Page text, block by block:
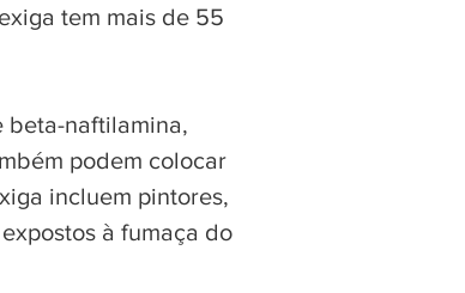
tem mais de 55
beta-naftilamina,
podem colocar
incluem pintores,
à fumaça do